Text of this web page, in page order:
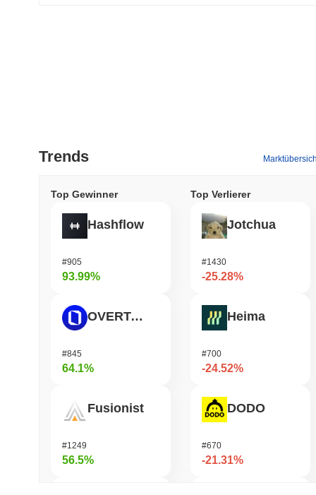
Trends
Top Gewinner
Hashflow
#905
93.99%
OVERTAKE
#845
64.1%
Fusionist
#1249
56.5%
Top Verlierer
Jotchua
#1430
-25.28%
Heima
#700
-24.52%
DODO
#670
-21.31%